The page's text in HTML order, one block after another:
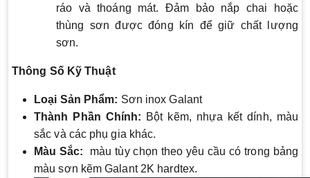
ráo và thoáng mát. Đảm bảo nắp chai hoặc
thùng sơn được đóng kín để giữ chất lượng
sơn.
Thông Số Kỹ Thuật
Loại Sản Phẩm: Sơn inox Galant
Thành Phần Chính: Bột kẽm, nhựa kết dính, màu
sắc và các phụ gia khác.
Màu Sắc: màu tùy chọn theo yêu cầu có trong bảng
màu sơn kẽm Galant 2K hardtex.